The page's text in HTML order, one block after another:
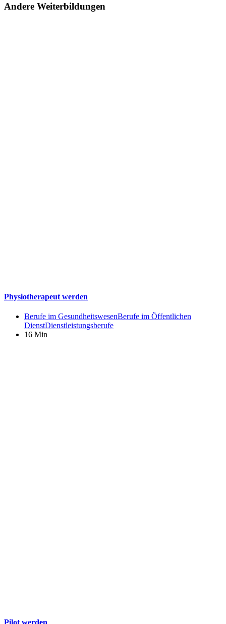
Andere Weiterbildungen
Physiotherapeut werden
Berufe im GesundheitswesenBerufe im Öffentlichen
DienstDienstleistungsberufe
16 Min